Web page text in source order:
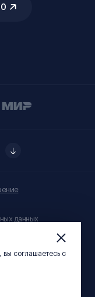
данных
вы соглашаетесь c